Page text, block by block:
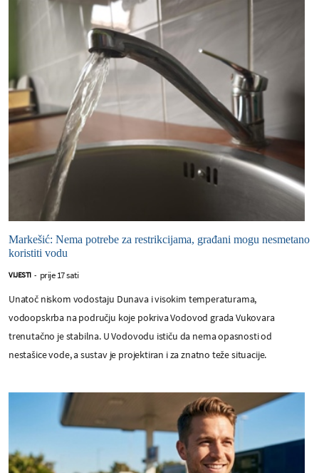
Markešić: Nema potrebe za restrikcijama, građani mogu nesmetano
koristiti vodu
VIJESTI - prije 17 sati
Unatoč niskom vodostaju Dunava i visokim temperaturama,
vodoopskrba na području koje pokriva Vodovod grada Vukovara
trenutačno je stabilna. U Vodovodu ističu da nema opasnosti od
nestašice vode, a sustav je projektiran i za znatno teže situacije.